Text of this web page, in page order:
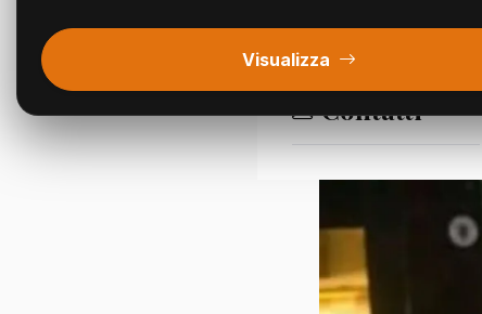
Segnalazioni
Contatti
Visualizza